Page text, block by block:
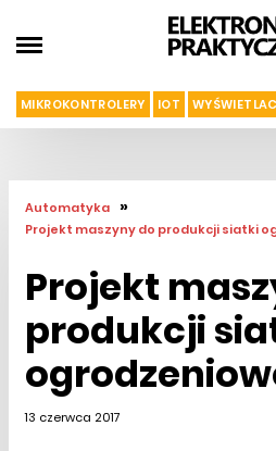
MIKROKONTROLERY IOT
Automatyka »
Projekt maszyny do produkcji siatki
Projekt
produkcji
13 czerwca 2017